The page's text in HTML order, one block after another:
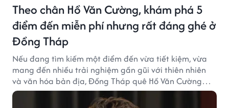
Theo chân Hồ Văn Cường, khám phá 5
điểm đến miễn phí nhưng rất đáng ghé ở
Đồng Tháp
Nếu đang tìm kiếm một điểm đến vừa tiết kiệm, vừa
mang đến nhiều trải nghiệm gần gũi với thiên nhiên
và văn hóa bản địa, Đồng Tháp quê Hồ Văn Cường
chắc chắn là lựa chọn đáng cân nhắc.